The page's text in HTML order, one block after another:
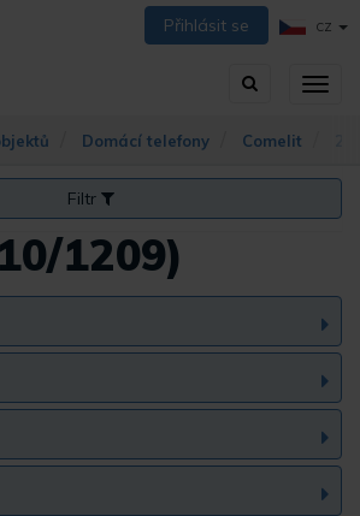
Přihlásit se CZ
Vyhledávání
Domácí telefony Comelit
Filtr
1209)